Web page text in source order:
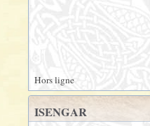
Hors ligne
ISENGAR